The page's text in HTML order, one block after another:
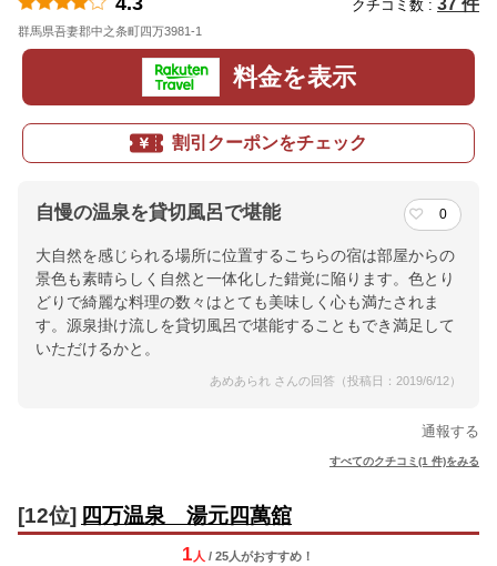
クチコミ数 : 37 件
群馬県吾妻郡中之条町四万3981-1
料金を表示
割引クーポンをチェック
自慢の温泉を貸切風呂で堪能 0
大自然を感じられる場所に位置するこちらの宿は部屋からの
景色も素晴らしく自然と一体化した錯覚に陥ります。色とり
どりで綺麗な料理の数々はとても美味しく心も満たされま
す。源泉掛け流しを貸切風呂で堪能することもでき満足して
いただけるかと。
あめあられ さんの回答（投稿日：2019/6/12）
通報する
すべてのクチコミ(1 件)をみる
[12位] 四万温泉 湯元四萬舘
1 人 / 25人がおすすめ！